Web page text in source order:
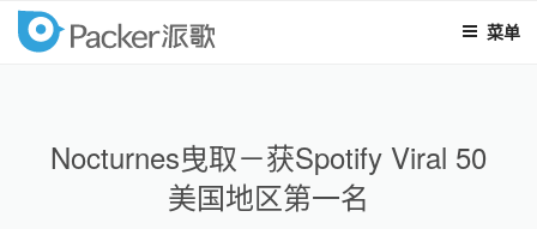
菜单
packer
Nocturnes曳取－获Spotify Viral 50
美国地区第一名